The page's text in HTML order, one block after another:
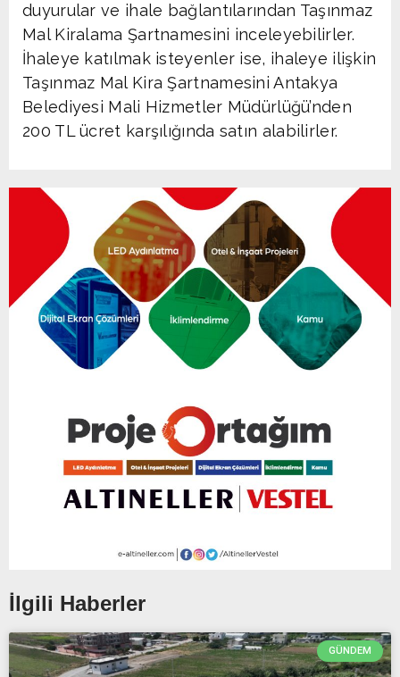
duyurular ve ihale bağlantılarından Taşınmaz
Mal Kiralama Şartnamesini inceleyebilirler.
İhaleye katılmak isteyenler ise, ihaleye ilişkin
Taşınmaz Mal Kira Şartnamesini Antakya
Belediyesi Mali Hizmetler Müdürlüğü’nden
200 TL ücret karşılığında satın alabilirler.
İlgili Haberler
GÜNDEM